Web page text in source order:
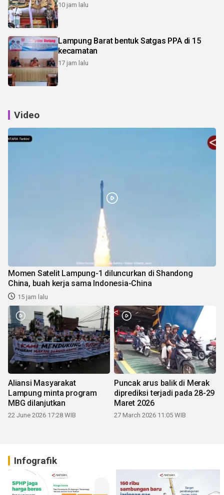
10 jam lalu
Lampung Barat bentuk Satgas PPA di 15
kecamatan
17 jam lalu
Video
Momen Satelit Lampung-1 diluncurkan di Shandong
China, buah kerja sama Indonesia-China
15 jam lalu
Aliansi Masyarakat
Lampung minta program
MBG dilanjutkan
22 June 2026 17:28 WIB
Puncak arus balik di Merak
diprediksi terjadi pada 28-29
Maret 2026
27 March 2026 11:05 WIB
Infografik